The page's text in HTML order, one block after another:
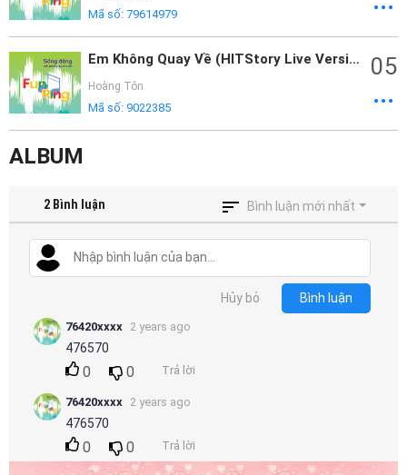
Mã số: 79614979
Em Không Quay Về (HITStory Live Version)
Hoàng Tôn
Mã số: 9022385
05
ALBUM
2 Bình luận Bình luận mới nhất
Hủy bỏ Bình luận
76420xxxx 2 years ago
476570
0 0 Trả lời
76420xxxx 2 years ago
476570
0 0 Trả lời